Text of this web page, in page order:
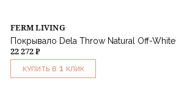
FERM LIVING
Покрывало Dela Throw Natural Off-White
22 272 ₽
КУПИТЬ В 1 КЛИК